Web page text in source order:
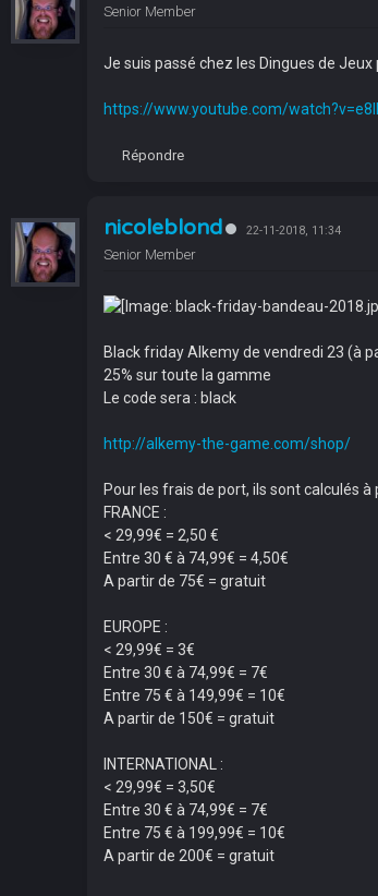
Senior Member
Je suis passé chez les Dingues de
https://www.youtube.com/
Répondre
nicoleblond 22-11-2018, 11:34
Senior Member
Black friday Alkemy de vendredi 23 (à
25% sur toute la gamme
Le code sera : black
http://alkemy-the-game.com/shop/
Pour les frais de port, ils sont calculés
FRANCE :
< 29,99€ = 2,50 €
Entre 30 € à 74,99€ = 4,50€
A partir de 75€ = gratuit
EUROPE :
< 29,99€ = 3€
Entre 30 € à 74,99€ = 7€
Entre 75 € à 149,99€ = 10€
A partir de 150€ = gratuit
INTERNATIONAL :
< 29,99€ = 3,50€
Entre 30 € à 74,99€ = 7€
Entre 75 € à 199,99€ = 10€
A partir de 200€ = gratuit